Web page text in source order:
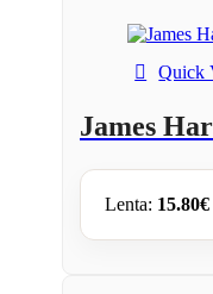
Quick
James
Lenta: 15.80€